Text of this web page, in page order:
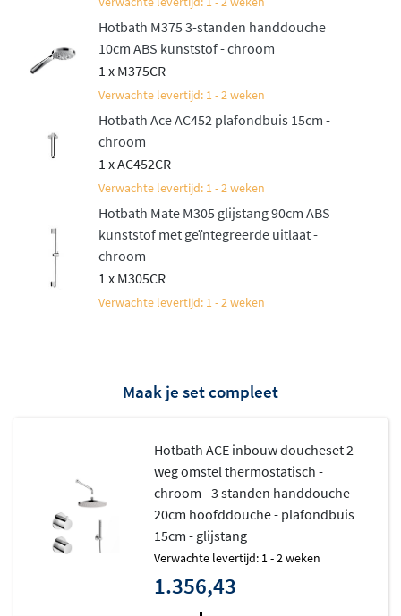
Hotbath M375 3-standen handdouche
10cm ABS kunststof - chroom
1 x M375CR
Verwachte levertijd: 1 - 2 weken
Hotbath Ace AC452 plafondbuis 15cm -
chroom
1 x AC452CR
Verwachte levertijd: 1 - 2 weken
Hotbath Mate M305 glijstang 90cm ABS
kunststof met geïntegreerde uitlaat -
chroom
1 x M305CR
Verwachte levertijd: 1 - 2 weken
Maak je set compleet
Hotbath ACE inbouw doucheset 2-
weg omstel thermostatisch -
chroom - 3 standen handdouche -
20cm hoofddouche - plafondbuis
15cm - glijstang
Verwachte levertijd: 1 - 2 weken
1.356,43